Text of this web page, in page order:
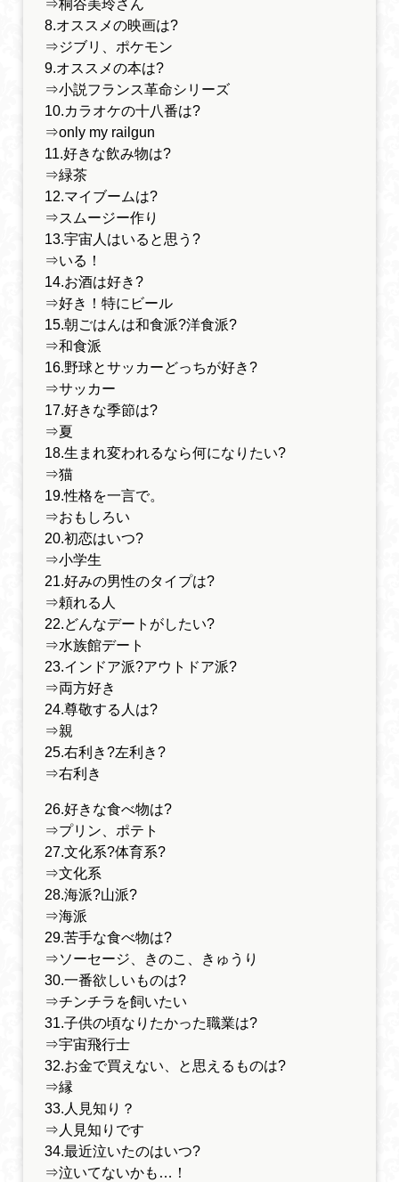
⇒桐谷美玲さん
8.オススメの映画は?
⇒ジブリ、ポケモン
9.オススメの本は?
⇒小説フランス革命シリーズ
10.カラオケの十八番は?
⇒only my railgun
11.好きな飲み物は?
⇒緑茶
12.マイブームは?
⇒スムージー作り
13.宇宙人はいると思う?
⇒いる！
14.お酒は好き?
⇒好き！特にビール
15.朝ごはんは和食派?洋食派?
⇒和食派
16.野球とサッカーどっちが好き?
⇒サッカー
17.好きな季節は?
⇒夏
18.生まれ変われるなら何になりたい?
⇒猫
19.性格を一言で。
⇒おもしろい
20.初恋はいつ?
⇒小学生
21.好みの男性のタイプは?
⇒頼れる人
22.どんなデートがしたい?
⇒水族館デート
23.インドア派?アウトドア派?
⇒両方好き
24.尊敬する人は?
⇒親
25.右利き?左利き?
⇒右利き
26.好きな食べ物は?
⇒プリン、ポテト
27.文化系?体育系?
⇒文化系
28.海派?山派?
⇒海派
29.苦手な食べ物は?
⇒ソーセージ、きのこ、きゅうり
30.一番欲しいものは?
⇒チンチラを飼いたい
31.子供の頃なりたかった職業は?
⇒宇宙飛行士
32.お金で買えない、と思えるものは?
⇒縁
33.人見知り？
⇒人見知りです
34.最近泣いたのはいつ?
⇒泣いてないかも…！